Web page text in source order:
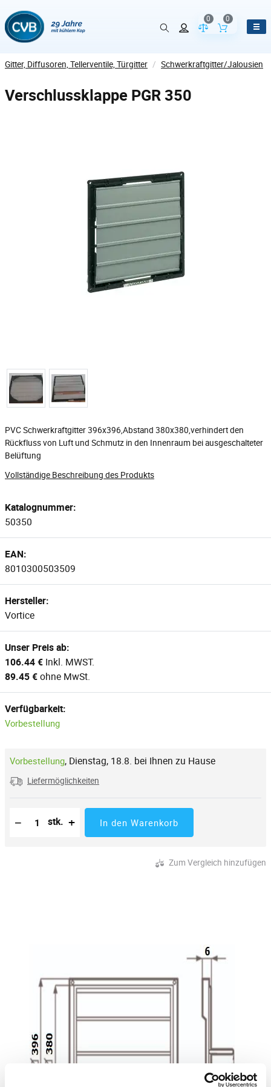
Vergleich der
0
Inhalt des
0
Gitter, Diffusoren, Tellerventile, Türgitter / Schwerkraftgitter/Jalousien
Verschlussklappe PGR 350
PVC Schwerkraftgitter 396x396,Abstand 380x380,verhindert den
Rückfluss von Luft und Schmutz in den Innenraum bei ausgeschalteter
Belüftung
Vollständige Beschreibung des Produkts
Katalognummer:
50350
EAN:
8010300503509
Hersteller:
Vortice
Unser Preis ab:
106.44 € Inkl. MWST.
89.45 €ohne MwSt.
Verfügbarkeit:
Vorbestellung
Vorbestellung, Dienstag, 18.8. bei Ihnen zu Hause
Liefermöglichkeiten
−
Reduzierung der Menge
Anzahl der Stücke
stk. + In den Warenkorb
Zum Vergleich hinzufügen